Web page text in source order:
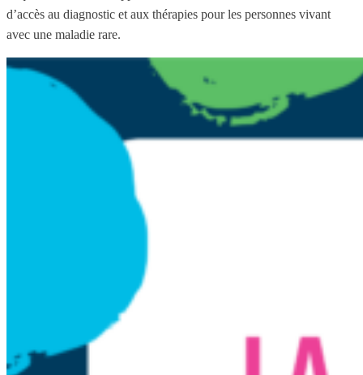
d’accès au diagnostic et aux thérapies pour les personnes vivant
avec une maladie rare.